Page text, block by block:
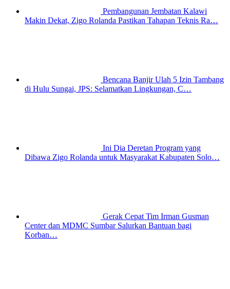
Pembangunan Jembatan Kalawi
Makin Dekat, Zigo Rolanda Pastikan Tahapan Teknis Ra…
Bencana Banjir Ulah 5 Izin Tambang
di Hulu Sungai, JPS: Selamatkan Lingkungan, C…
Ini Dia Deretan Program yang
Dibawa Zigo Rolanda untuk Masyarakat Kabupaten Solo…
Gerak Cepat Tim Irman Gusman
Center dan MDMC Sumbar Salurkan Bantuan bagi
Korban…